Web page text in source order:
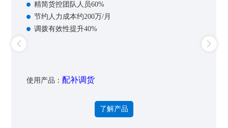
精简货控团队人员60%
节约人力成本约200万/月
调拨有效性提升40%
使用产品： 配补调货
了解产品